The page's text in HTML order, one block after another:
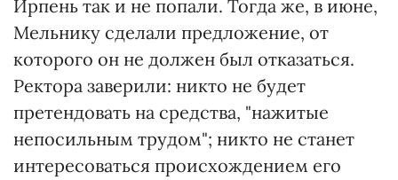
Ирпень так и не попали. Тогда же, в июне,
Мельнику сделали предложение, от
которого он не должен был отказаться.
Ректора заверили: никто не будет
претендовать на средства, "нажитые
непосильным трудом"; никто не станет
интересоваться происхождением его